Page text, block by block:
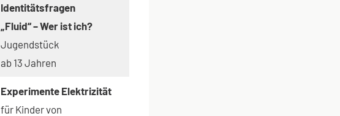
Identitätsfragen
„Fluid“ – Wer ist ich?
Jugendstück
ab 13 Jahren
Experimente Elektrizität
für Kinder von